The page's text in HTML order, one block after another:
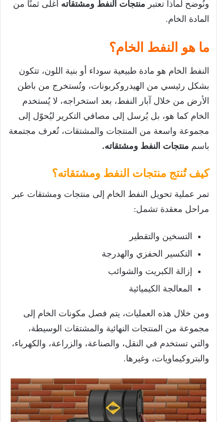
ونُوضح لماذا تعتبر منتجات النفط ومشتقاته أغلى ثمنًا من
المادة الخام.
ما هو النفط الخام؟
النفط الخام هو مادة طبيعية سوداء أو بنية اللون، تتكون
بشكل رئيسي من الهيدروكربونات، وتُستخرج من باطن
الأرض من خلال آبار النفط، بعد استخراجه، لا يُستخدم
الخام كما هو، بل يُرسل إلى مصافي التكرير ليُحوّل إلى
مجموعة واسعة من المنتجات والمشتقات، تُعرف مجتمعة
باسم منتجات النفط ومشتقاته.
كيف تُنتج منتجات النفط ومشتقاته؟
تمر عملية تحويل النفط الخام إلى منتجات ومشتقات عبر
مراحل معقدة تشمل:
التسخين والتقطير
التكسير الحفزي والهدرجة
إزالة الكبريت والشوائب
المعالجة الكيميائية
ومن خلال هذه العمليات، يتم فصل مكونات الخام إلى
مجموعة من المنتجات النهائية والمشتقات الوسيطة،
والتي تستخدم في النقل، والصناعة، والزراعة، والكهرباء،
والبتروكيماويات، وغيرها.